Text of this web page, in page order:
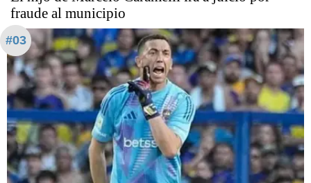
fraude al municipio
#03